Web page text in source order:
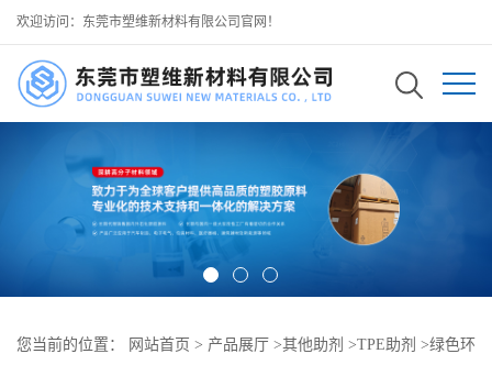
欢迎访问：东莞市塑维新材料有限公司官网！
您当前的位置： 网站首页 > 产品展厅 >其他助剂 >TPE助剂 >绿色环